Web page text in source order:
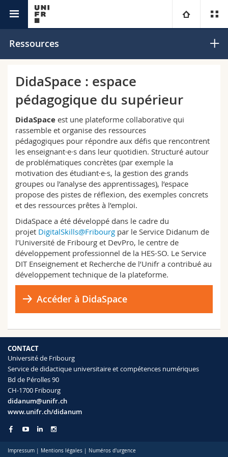
Université
Campus
Recherche
Université
Formation continue
Théologie
Droit
Sciences économiques et sociales et management
Lettres et sciences humaines
Sciences de l'éducation et de la formation
Sciences et médecine
Interfacultaire
Vous êtes
Futurs étudiants
Etudiants
Médias
Chercheurs
Collaborateurs
Doctorants
Ressources
Annuaire du personnel
Plan d'accès
Bibliothèques
Webmail
Programme des cours
Services
Didactique universitaire et compétences
Ressources
DidaSpace : espace
pédagogique du supérieur
DidaSpace est une plateforme collaborative qui
rassemble et organise des ressources
pédagogiques pour répondre aux défis que rencontrent
les enseignant·e·s dans leur quotidien. Structuré autour
de problématiques concrètes (par exemple la
motivation des étudiant·e·s, la gestion des grands
groupes ou l’analyse des apprentissages), l’espace
propose des pistes de réflexion, des exemples concrets
et des ressources prêtes à l’emploi.
DidaSpace a été développé dans le cadre du
projet DigitalSkills@Fribourg par le Service Didanum de
l’Université de Fribourg et DevPro, le centre de
développement professionnel de la HES⁠-⁠SO. Le Service
DIT Enseignement et Recherche de l’Unifr a contribué au
développement technique de la plateforme.
Accéder à DidaSpace
CONTACT
Université de Fribourg
Service de didactique universitaire et compétences numériques
Bd de Pérolles 90
CH-1700 Fribourg
didanum@unifr.ch
www.unifr.ch/didanum
Impressum | Mentions légales | Numéros d'urgence